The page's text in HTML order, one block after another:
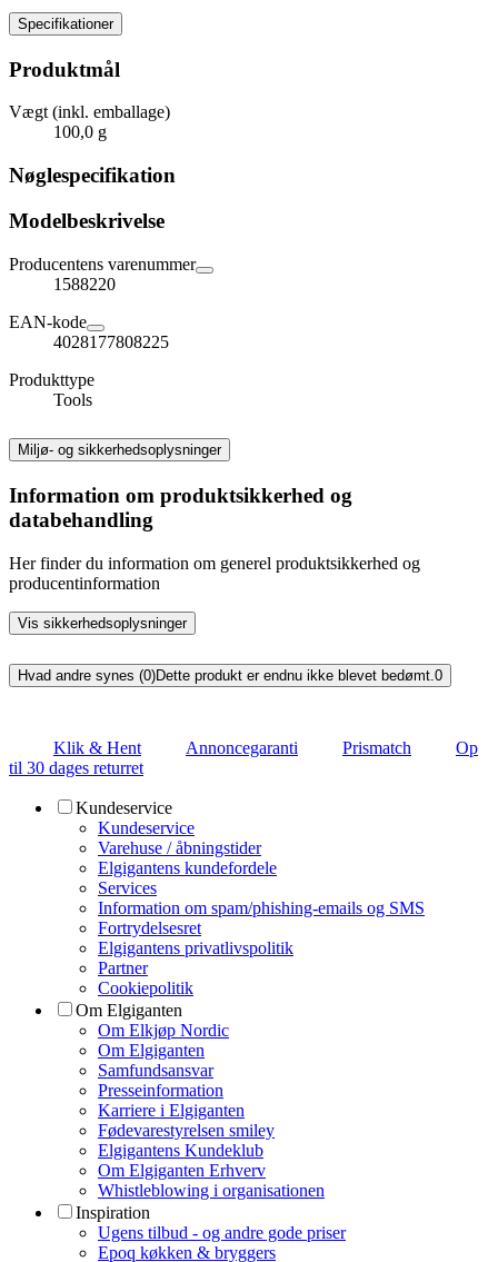
Specifikationer
Produktmål
Vægt (inkl. emballage)
100,0 g
Nøglespecifikation
Modelbeskrivelse
Producentens varenummer
1588220
EAN-kode
4028177808225
Produkttype
Tools
Miljø- og sikkerhedsoplysninger
Information om produktsikkerhed og
databehandling
Her finder du information om generel produktsikkerhed og
producentinformation
Vis sikkerhedsoplysninger
Hvad andre synes (0)Dette produkt er endnu ikke blevet bedømt. 0
Klik & Hent Annoncegaranti Prismatch
Op
til 30 dages returret
Kundeservice
Kundeservice
Varehuse / åbningstider
Elgigantens kundefordele
Services
Information om spam/phishing-emails og SMS
Fortrydelsesret
Elgigantens privatlivspolitik
Partner
Cookiepolitik
Om Elgiganten
Om Elkjøp Nordic
Om Elgiganten
Samfundsansvar
Presseinformation
Karriere i Elgiganten
Fødevarestyrelsen smiley
Elgigantens Kundeklub
Om Elgiganten Erhverv
Whistleblowing i organisationen
Inspiration
Ugens tilbud - og andre gode priser
Epoq køkken & bryggers